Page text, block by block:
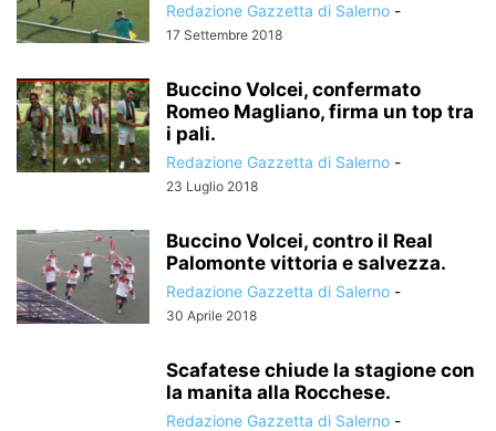
Redazione Gazzetta di Salerno -
17 Settembre 2018
Buccino Volcei, confermato
Romeo Magliano, firma un top tra
i pali.
Redazione Gazzetta di Salerno -
23 Luglio 2018
Buccino Volcei, contro il Real
Palomonte vittoria e salvezza.
Redazione Gazzetta di Salerno -
30 Aprile 2018
Scafatese chiude la stagione con
la manita alla Rocchese.
Redazione Gazzetta di Salerno -